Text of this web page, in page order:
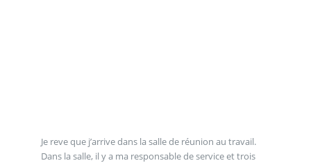
Je reve que j’arrive dans la salle de réunion au travail.
Dans la salle, il y a ma responsable de service et trois